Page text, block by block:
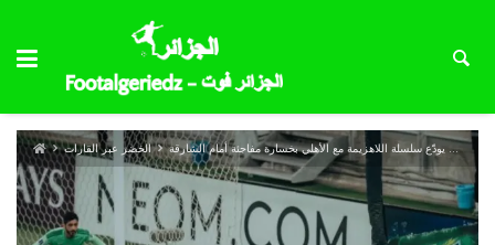
الخضر عبر القارات محرز يودّع سلسلة اللاهزيمة مع الأهلي بخسارة مفاجئة أمام الشارقة